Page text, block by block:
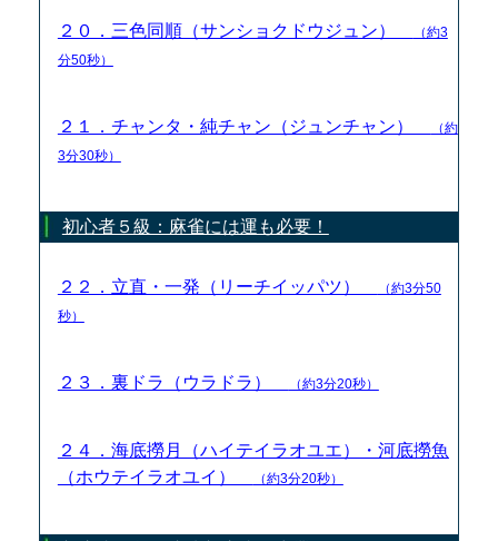
２０．三色同順（サンショクドウジュン）
（約3
分50秒）
２１．チャンタ・純チャン（ジュンチャン）
（約
3分30秒）
初心者５級：麻雀には運も必要！
２２．立直・一発（リーチイッパツ）
（約3分50
秒）
２３．裏ドラ（ウラドラ） （約3分20秒）
２４．海底撈月（ハイテイラオユエ）・河底撈魚
（ホウテイラオユイ）
（約3分20秒）